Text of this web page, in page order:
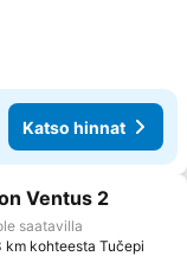
Katso hinnat
Ventus 2
saatavilla
km kohteesta Tučepi